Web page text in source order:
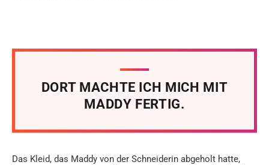
DORT MACHTE ICH MICH MIT
MADDY FERTIG.
Das Kleid, das Maddy von der Schneiderin abgeholt hatte,